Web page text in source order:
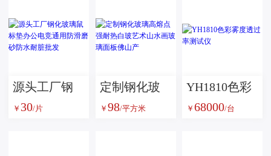
源头工厂钢
化玻璃鼠标
￥ 30/片
定制钢化玻
璃高熔点强
￥ 98/平方米
YH1810色彩
雾度透过率
￥ 68000/台